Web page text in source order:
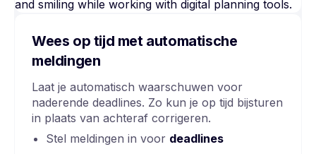
Wees op tijd met automatische
meldingen
Laat je automatisch waarschuwen voor
naderende deadlines. Zo kun je op tijd bijsturen
in plaats van achteraf corrigeren.
Stel meldingen in voor deadlines